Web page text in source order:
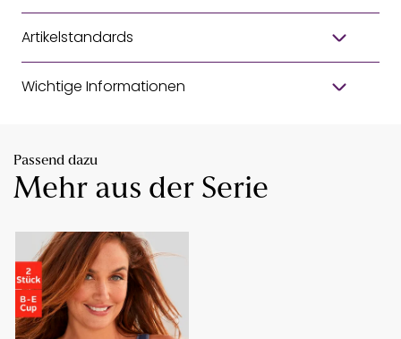
Artikelstandards
Wichtige Informationen
Passend dazu
Mehr aus der Serie